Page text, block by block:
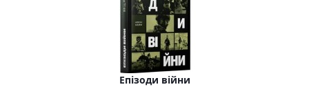
Епізоди війни